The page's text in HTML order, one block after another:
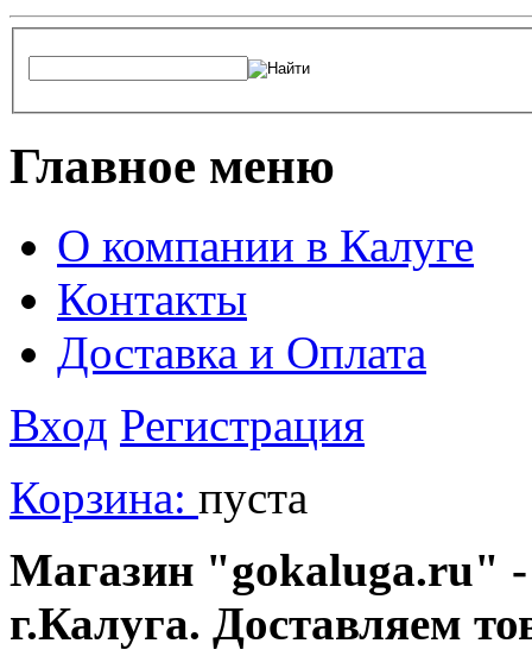
Главное меню
О компании в Калуге
Контакты
Доставка и Оплата
Вход Регистрация
Корзина: пуста
Магазин "gokaluga.ru" -
г.Калуга. Доставляем